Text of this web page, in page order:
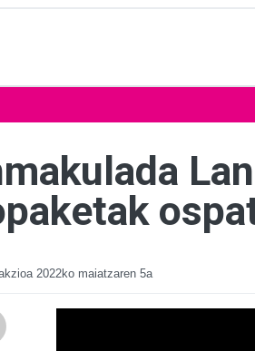
2022ko maiatzaren 5a